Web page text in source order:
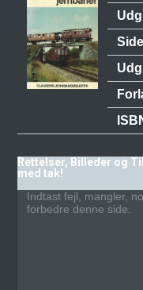
Rettelser, Billeder og
med tak!